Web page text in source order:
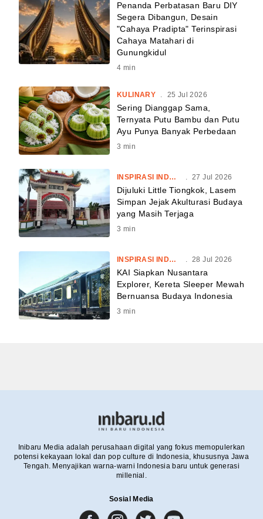
Penanda Perbatasan Baru DIY
Segera Dibangun, Desain
"Cahaya Pradipta" Terinspirasi
Cahaya Matahari di
Gunungkidul
4 min
KULINARY 25 Jul 2026
Sering Dianggap Sama,
Ternyata Putu Bambu dan Putu
Ayu Punya Banyak Perbedaan
3 min
INSPIRASI INDONESIA . 27 Jul 2026
Dijuluki Little Tiongkok, Lasem
Simpan Jejak Akulturasi Budaya
yang Masih Terjaga
3 min
INSPIRASI INDONESIA . 28 Jul 2026
KAI Siapkan Nusantara
Explorer, Kereta Sleeper Mewah
Bernuansa Budaya Indonesia
3 min
Inibaru Media adalah perusahaan digital yang fokus memopulerkan
potensi kekayaan lokal dan pop culture di Indonesia, khususnya Jawa
Tengah. Menyajikan warna-warni Indonesia baru untuk generasi
millenial.
Sosial Media